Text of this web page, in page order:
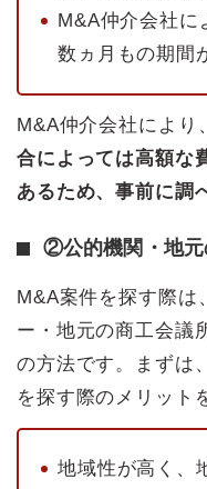
M&A仲介会社に
数ヵ月もの期間
M&A仲介会社により
合によっては高額な
あるため、事前に調
②公的機関・地元
M&A案件を探す際は
ー・地元の商工会議
の方法です。まずは
を探す際のメリット
地域性が高く、